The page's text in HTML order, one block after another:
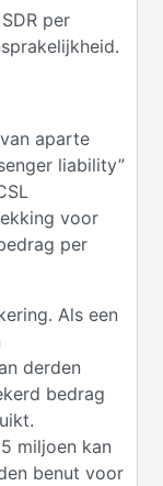
per
aparte
liability”
voor
per
Als een
derden
bedrag
miljoen kan
benut voor